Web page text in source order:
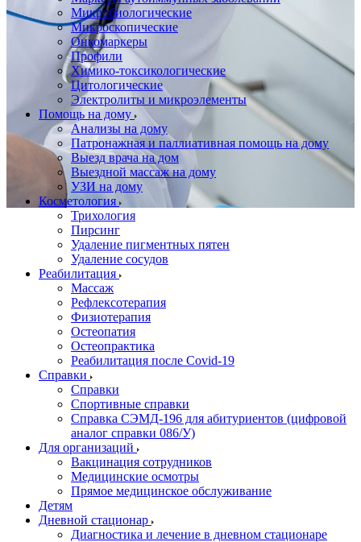
Микробиологические
Микроскопические
Онкомаркеры
Профили
Химико-токсикологические
Цитологические
Электролиты и микроэлементы
Помощь на дому
Анализы на дому
Патронажная и паллиативная помощь на дому
Выезд врача на дом
Выездной массаж на дому
УЗИ на дому
Косметология
Трихология
Пирсинг
Удаление пигментных пятен
Удаление сосудов
Реабилитация
Массаж
Рефлексотерапия
Физиотерапия
Остеопатия
Остеопрактика
Реабилитация после Covid-19
Справки
Справки
Спортивные справки
Справка СЭМД‑196 для абитуриентов (цифровой
аналог справки 086/У)
Для организаций
Вакцинация сотрудников
Медицинские осмотры
Прямое медицинское обслуживание
Детям
Дневной стационар
Диагностика и лечение в дневном стационаре